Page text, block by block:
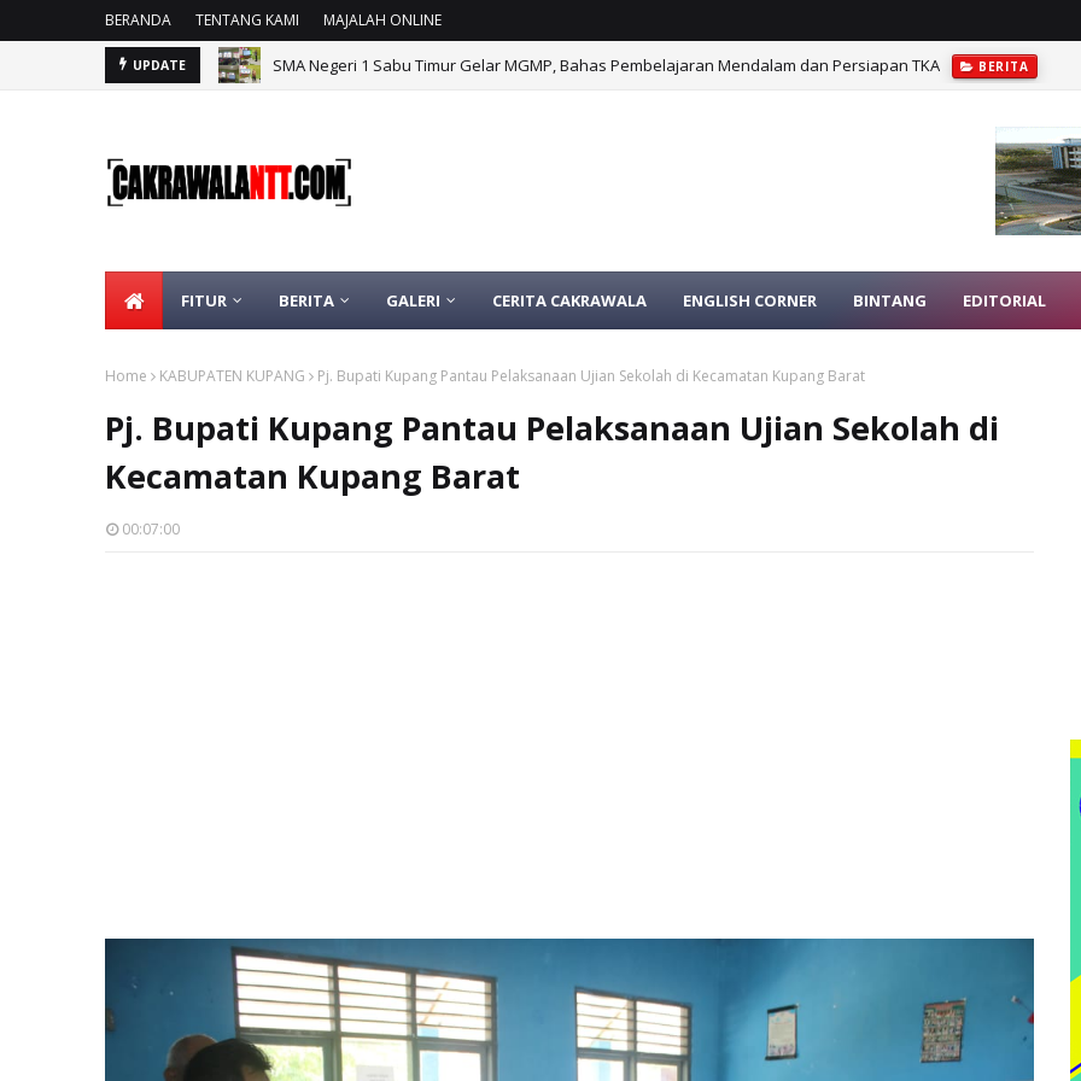
BERANDA TENTANG KAMI MAJALAH ONLINE
UPDATE SMA Negeri 1 Sabu Timur Gelar MGMP, Bahas Pembelajaran Mendalam dan Persiapan TKA BERITA
FITUR BERITA GALERI CERITA CAKRAWALA ENGLISH CORNER BINTANG EDITORIAL
Home KABUPATEN KUPANG Pj. Bupati Kupang Pantau Pelaksanaan Ujian Sekolah di Kecamatan Kupang Barat
Pj. Bupati Kupang Pantau Pelaksanaan Ujian Sekolah di
Kecamatan Kupang Barat
00:07:00